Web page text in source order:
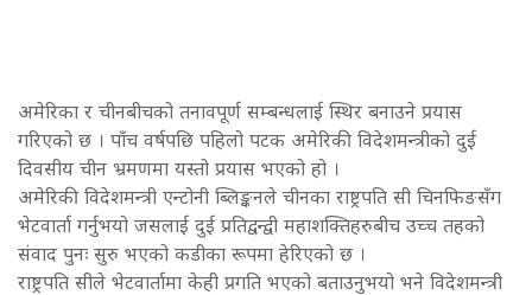
अमेरिका र चीनबीचको तनावपूर्ण सम्बन्धलाई स्थिर बनाउने प्रयास
गरिएको छ । पाँच वर्षपछि पहिलो पटक अमेरिकी विदेशमन्त्रीको दुई
दिवसीय चीन भ्रमणमा यस्तो प्रयास भएको हो ।
अमेरिकी विदेशमन्त्री एन्टोनी ब्लिङ्कनले चीनका राष्ट्रपति सी चिनफिङसँग
भेटवार्ता गर्नुभयो जसलाई दुई प्रतिद्वन्द्वी महाशक्तिहरुबीच उच्च तहको
संवाद पुनः सुरु भएको कडीका रूपमा हेरिएको छ ।
राष्ट्रपति सीले भेटवार्तामा केही प्रगति भएको बताउनुभयो भने विदेशमन्त्री